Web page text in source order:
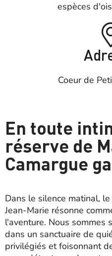
espèces
Coeur de
En toute
réserve de
Camargue
Dans le silence matinal,
Jean-Marie résonne
l'aventure. Nous sommes
dans un sanctuaire de
privilégiés et foisonnant